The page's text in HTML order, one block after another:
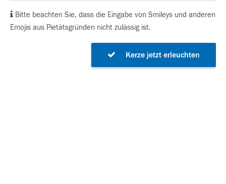
Bitte beachten Sie, dass die Eingabe von Smileys und anderen
Emojis aus Pietätsgründen nicht zulässig ist.
Kerze jetzt erleuchten